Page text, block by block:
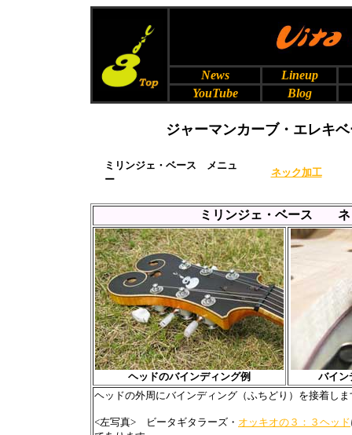
News
Lineup
YouTube
Blog
ジャーマンカーブ・エレキ
ミリンジェ・ベース メニュ
ー
ネック加工
ミリンジェ・ベース ネ
ヘッドのバインディング例
バイン
ヘッドの外周にバインディング（ふちどり）を接着しま
<左写真> ビータギタラーズ・ オッキオの３：３ヘッド